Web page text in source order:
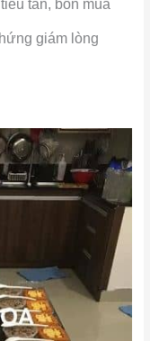
tan, bốn mùa
giám lòng